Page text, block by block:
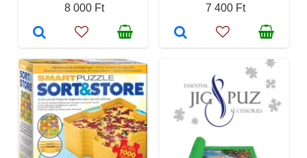
8 000 Ft
7 400 Ft